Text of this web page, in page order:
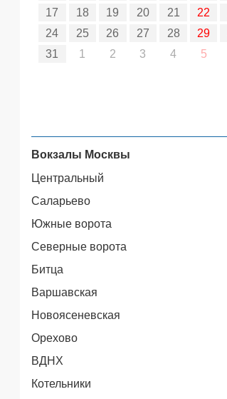
17
18 19 20 21 22
24
25 26 27 28 29
31
1 2 3 4 5
Вокзалы Москвы
Центральный
Саларьево
Южные ворота
Северные ворота
Битца
Варшавская
Новоясеневская
Орехово
ВДНХ
Котельники